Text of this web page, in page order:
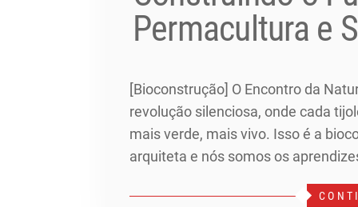
Permacultura e
[Bioconstrução] O Encontro da
revolução silenciosa, onde cada
mais verde, mais vivo. Isso é a
arquiteta e nós somos os